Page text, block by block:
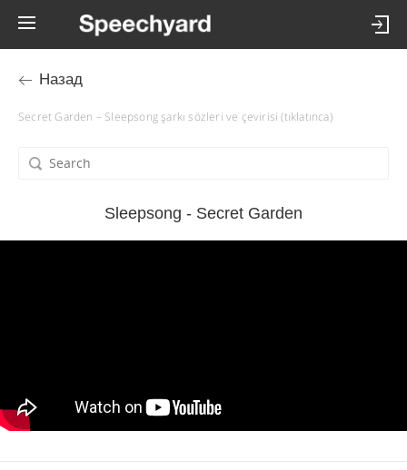
Назад
Secret Garden – Sleepsong şarkı sözleri ve çevirisi (tıklatınca)
Sleepsong - Secret Garden